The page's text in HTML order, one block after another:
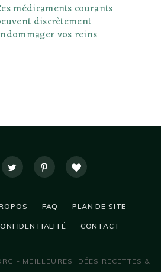
médicaments courants
discrètement
vos reins
FAQ PLAN DE SITE
CONTACT
- MEILLEURES IDÉES RECETTES &